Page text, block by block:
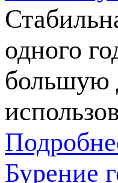
одного
большую
Бурение